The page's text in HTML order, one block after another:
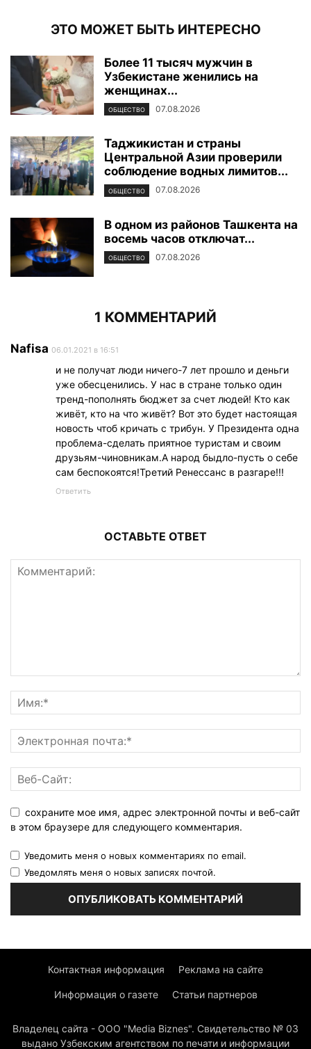
ЭТО МОЖЕТ БЫТЬ ИНТЕРЕСНО
Более 11 тысяч мужчин в
Узбекистане женились на
женщинах...
ОБЩЕСТВО 07.08.2026
Таджикистан и страны
Центральной Азии проверили
соблюдение водных лимитов...
ОБЩЕСТВО 07.08.2026
В одном из районов Ташкента на
восемь часов отключат...
ОБЩЕСТВО 07.08.2026
1 КОММЕНТАРИЙ
Nafisa 06.01.2021 в 16:51
и не получат люди ничего-7 лет прошло и деньги
уже обесценились. У нас в стране только один
тренд-пополнять бюджет за счет людей! Кто как
живёт, кто на что живёт? Вот это будет настоящая
новость чтоб кричать с трибун. У Президента одна
проблема-сделать приятное туристам и своим
друзьям-чиновникам.А народ быдло-пусть о себе
сам беспокоятся!Третий Ренессанс в разгаре!!!
Ответить
ОСТАВЬТЕ ОТВЕТ
сохраните мое имя, адрес электронной почты и веб-сайт
в этом браузере для следующего комментария.
Уведомить меня о новых комментариях по email.
Уведомлять меня о новых записях почтой.
Контактная информация Реклама на сайте
Информация о газете Статьи партнеров
Владелец сайта - ООО "Media Biznes". Свидетельство № 03
выдано Узбекским агентством по печати и информации